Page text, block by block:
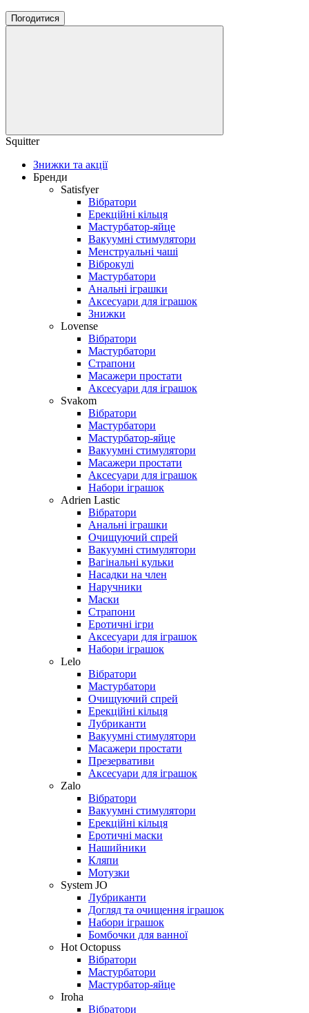
Погодитися
Squitter
Знижки та акції
Бренди
Satisfyer
Вібратори
Ерекційні кільця
Мастурбатор-яйце
Вакуумні стимулятори
Менструальні чаші
Віброкулі
Мастурбатори
Анальні іграшки
Аксесуари для іграшок
Знижки
Lovense
Вібратори
Мастурбатори
Страпони
Масажери простати
Аксесуари для іграшок
Svakom
Вібратори
Мастурбатори
Мастурбатор-яйце
Вакуумні стимулятори
Масажери простати
Аксесуари для іграшок
Набори іграшок
Adrien Lastic
Вібратори
Анальні іграшки
Очищуючий спрей
Вакуумні стимулятори
Вагінальні кульки
Насадки на член
Наручники
Маски
Страпони
Еротичні ігри
Аксесуари для іграшок
Набори іграшок
Lelo
Вібратори
Мастурбатори
Очищуючий спрей
Ерекційні кільця
Лубриканти
Вакуумні стимулятори
Масажери простати
Презервативи
Аксесуари для іграшок
Zalo
Вібратори
Вакуумні стимулятори
Ерекційні кільця
Еротичні маски
Нашийники
Кляпи
Мотузки
System JO
Лубриканти
Догляд та очищення іграшок
Набори іграшок
Бомбочки для ванної
Hot Octopuss
Вібратори
Мастурбатори
Мастурбатор-яйце
Iroha
Вібратори